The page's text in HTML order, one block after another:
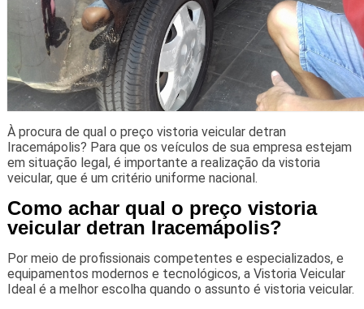
À procura de qual o preço vistoria veicular detran
Iracemápolis? Para que os veículos de sua empresa estejam
em situação legal, é importante a realização da vistoria
veicular, que é um critério uniforme nacional.
Como achar qual o preço vistoria
veicular detran Iracemápolis?
Por meio de profissionais competentes e especializados, e
equipamentos modernos e tecnológicos, a Vistoria Veicular
Ideal é a melhor escolha quando o assunto é vistoria veicular.